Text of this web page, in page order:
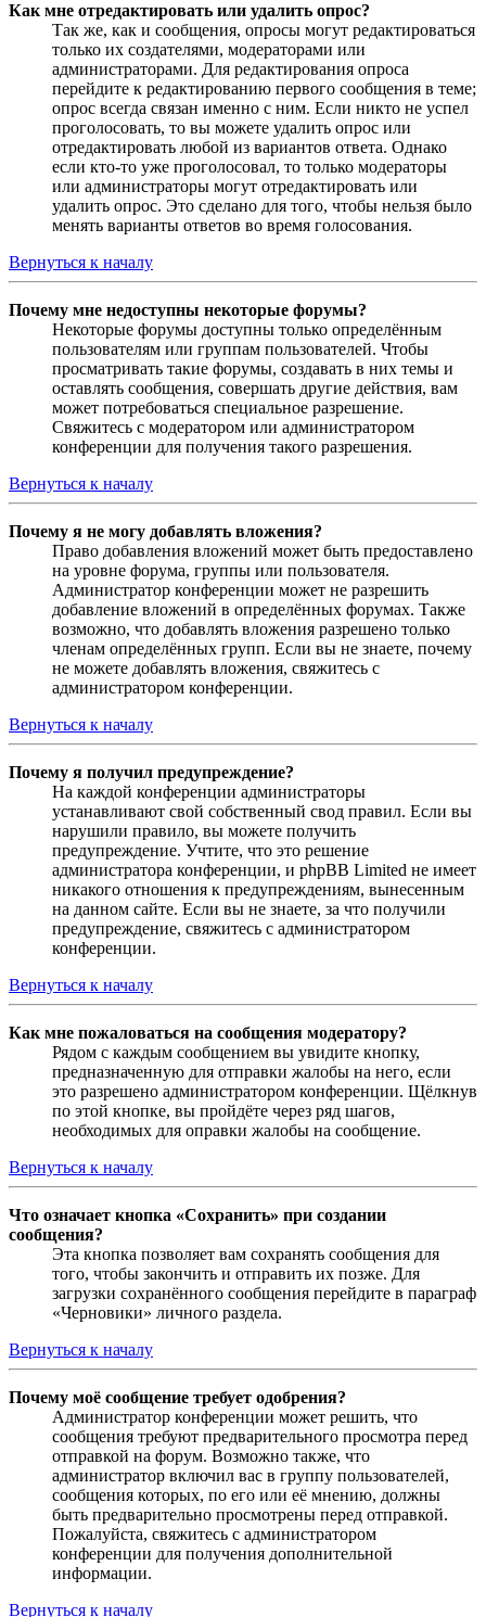
Как мне отредактировать или удалить опрос?
Так же, как и сообщения, опросы могут редактироваться
только их создателями, модераторами или
администраторами. Для редактирования опроса
перейдите к редактированию первого сообщения в теме;
опрос всегда связан именно с ним. Если никто не успел
проголосовать, то вы можете удалить опрос или
отредактировать любой из вариантов ответа. Однако
если кто-то уже проголосовал, то только модераторы
или администраторы могут отредактировать или
удалить опрос. Это сделано для того, чтобы нельзя было
менять варианты ответов во время голосования.
Вернуться к началу
Почему мне недоступны некоторые форумы?
Некоторые форумы доступны только определённым
пользователям или группам пользователей. Чтобы
просматривать такие форумы, создавать в них темы и
оставлять сообщения, совершать другие действия, вам
может потребоваться специальное разрешение.
Свяжитесь с модератором или администратором
конференции для получения такого разрешения.
Вернуться к началу
Почему я не могу добавлять вложения?
Право добавления вложений может быть предоставлено
на уровне форума, группы или пользователя.
Администратор конференции может не разрешить
добавление вложений в определённых форумах. Также
возможно, что добавлять вложения разрешено только
членам определённых групп. Если вы не знаете, почему
не можете добавлять вложения, свяжитесь с
администратором конференции.
Вернуться к началу
Почему я получил предупреждение?
На каждой конференции администраторы
устанавливают свой собственный свод правил. Если вы
нарушили правило, вы можете получить
предупреждение. Учтите, что это решение
администратора конференции, и phpBB Limited не имеет
никакого отношения к предупреждениям, вынесенным
на данном сайте. Если вы не знаете, за что получили
предупреждение, свяжитесь с администратором
конференции.
Вернуться к началу
Как мне пожаловаться на сообщения модератору?
Рядом с каждым сообщением вы увидите кнопку,
предназначенную для отправки жалобы на него, если
это разрешено администратором конференции. Щёлкнув
по этой кнопке, вы пройдёте через ряд шагов,
необходимых для оправки жалобы на сообщение.
Вернуться к началу
Что означает кнопка «Сохранить» при создании
сообщения?
Эта кнопка позволяет вам сохранять сообщения для
того, чтобы закончить и отправить их позже. Для
загрузки сохранённого сообщения перейдите в параграф
«Черновики» личного раздела.
Вернуться к началу
Почему моё сообщение требует одобрения?
Администратор конференции может решить, что
сообщения требуют предварительного просмотра перед
отправкой на форум. Возможно также, что
администратор включил вас в группу пользователей,
сообщения которых, по его или её мнению, должны
быть предварительно просмотрены перед отправкой.
Пожалуйста, свяжитесь с администратором
конференции для получения дополнительной
информации.
Вернуться к началу